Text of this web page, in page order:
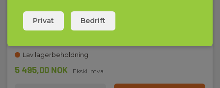
Genny / RD400
Lav lagerbeholdning
5 495,00 NOK Ekskl. mva
Privat Bedrift